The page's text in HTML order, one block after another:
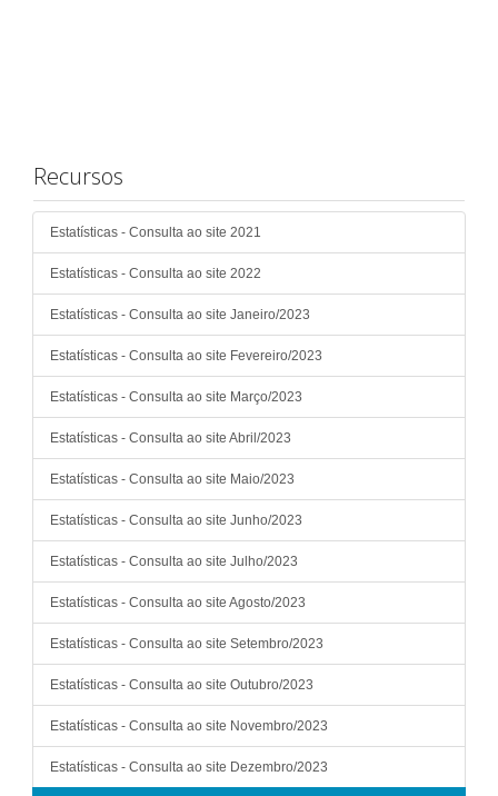
Recursos
Estatísticas - Consulta ao site 2021
Estatísticas - Consulta ao site 2022
Estatísticas - Consulta ao site Janeiro/2023
Estatísticas - Consulta ao site Fevereiro/2023
Estatísticas - Consulta ao site Março/2023
Estatísticas - Consulta ao site Abril/2023
Estatísticas - Consulta ao site Maio/2023
Estatísticas - Consulta ao site Junho/2023
Estatísticas - Consulta ao site Julho/2023
Estatísticas - Consulta ao site Agosto/2023
Estatísticas - Consulta ao site Setembro/2023
Estatísticas - Consulta ao site Outubro/2023
Estatísticas - Consulta ao site Novembro/2023
Estatísticas - Consulta ao site Dezembro/2023